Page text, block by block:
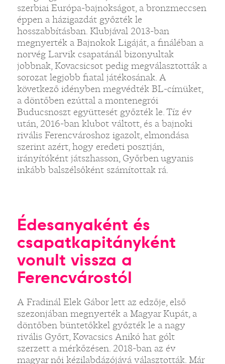
szerbiai Európa-bajnokságot, a bronzmeccsen
éppen a házigazdát győzték le
hosszabbításban. Klubjával 2013-ban
megnyerték a Bajnokok Ligáját, a fináléban a
norvég Larvik csapatánál bizonyultak
jobbnak, Kovacsicsot pedig megválasztották a
sorozat legjobb fiatal játékosának. A
következő idényben megvédték BL-címüket,
a döntőben ezúttal a montenegrói
Buducsnoszt együttesét győzték le. Tíz év
után, 2016-ban klubot váltott, és a bajnoki
rivális Ferencvároshoz igazolt, elmondása
szerint azért, hogy eredeti posztján,
irányítóként játszhasson, Győrben ugyanis
inkább balszélsőként számítottak rá.
Édesanyaként és
csapatkapitányként
vonult vissza a
Ferencvárostól
A Fradinál Elek Gábor lett az edzője, első
szezonjában megnyerték a Magyar Kupát, a
döntőben büntetőkkel győzték le a nagy
rivális Győrt, Kovacsics Anikó hat gólt
szerzett a mérkőzésen. 2018-ban az év
magyar női kézilabdázójává választották. Már